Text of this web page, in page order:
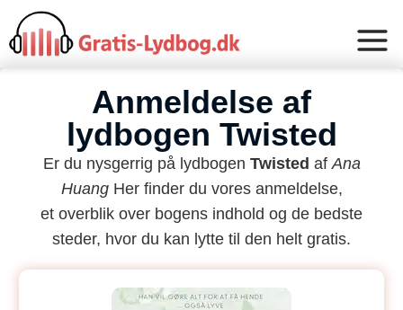
Anmeldelse af
lydbogen Twisted
Er du nysgerrig på lydbogen Twisted afAna
HuangHer finder du vores anmeldelse,
et overblik over bogens indhold og de bedste
steder, hvor du kan lytte til den helt gratis.